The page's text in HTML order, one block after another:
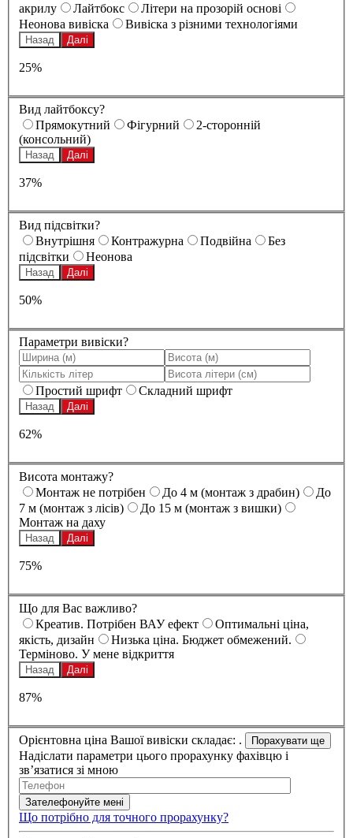
акрилу
Лайтбокс
Літери на прозорій основі
Неонова вивіска
Вивіска з різними технологіями
Назад Далі
25%
Вид лайтбоксу?
Прямокутний
Фігурний
2-сторонній
(консольний)
Назад Далі
37%
Вид підсвітки?
Внутрішня
Контражурна Подвійна
Без
підсвітки
Неонова
Назад Далі
50%
Параметри вивіски?
Простий шрифт Складний шрифт
Назад Далі
62%
Висота монтажу?
Монтаж не потрібен
До 4 м (монтаж з драбин)
До
7 м (монтаж з лісів)
До 15 м (монтаж з вишки)
Монтаж на даху
Назад Далі
75%
Що для Вас важливо?
Креатив. Потрібен ВАУ ефект
Оптимальні ціна,
якість, дизайн
Низька ціна. Бюджет обмежений.
Терміново. У мене відкриття
Назад Далі
87%
Орієнтовна ціна Вашої вивіски складає: .
Надіслати параметри цього прорахунку фахівцю і
зв’язатися зі мною
Що потрібно для точного прорахунку?